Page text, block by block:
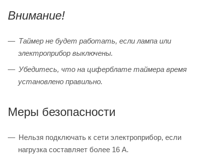
Внимание!
Таймер не будет работать, если лампа или
электроприбор выключены.
Убедитесь, что на циферблате таймера время
установлено правильно.
Меры безопасности
Нельзя подключать к сети электроприбор, если
нагрузка составляет более 16 А.